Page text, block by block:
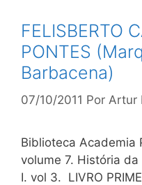
FELISBERTO
PONTES
Barbacena)
07/10/2011 Por Artur
Biblioteca Academia
volume 7. História
I. vol 3. LIVRO